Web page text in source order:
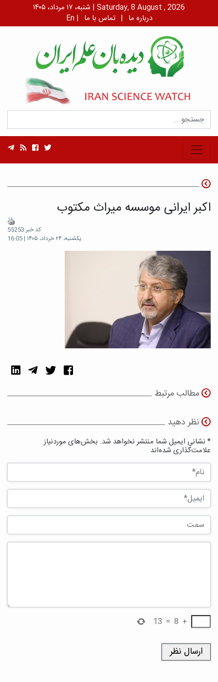
شنبه، ۱۷ مرداد، ۱۴۰۵ | Saturday, 8 August , 2026
En | درباره ما | تماس با ما
اکبر ایرانی موسسه میراث مکتوب
کد خبر:55253
یکشنبه، ۲۴ خرداد، ۱۴۰۵ | 16:05
مطالب مرتبط
نظر دهید
* نشانی ایمیل شما منتشر نخواهد شد. بخش‌های موردنیاز
علامت‌گذاری شده‌اند
+
8
=
13